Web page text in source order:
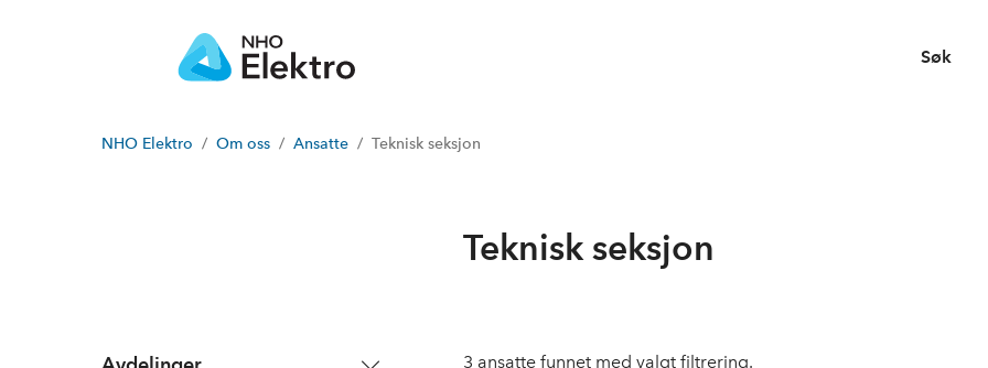
Søk
NHO Elektro Om oss Ansatte Teknisk seksjon
Teknisk seksjon
3 ansatte funnet med valgt filtrering.